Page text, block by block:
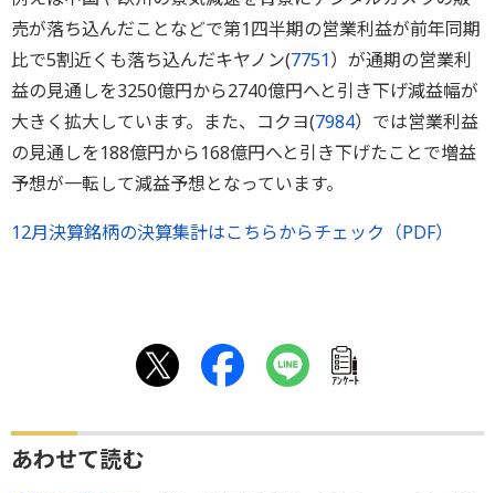
売が落ち込んだことなどで第1四半期の営業利益が前年同期
比で5割近くも落ち込んだキヤノン(7751）が通期の営業利
益の見通しを3250億円から2740億円へと引き下げ減益幅が
大きく拡大しています。また、コクヨ(7984）では営業利益
の見通しを188億円から168億円へと引き下げたことで増益
予想が一転して減益予想となっています。
12月決算銘柄の決算集計はこちらからチェック（PDF）
ｱﾝｹｰﾄ
あわせて読む